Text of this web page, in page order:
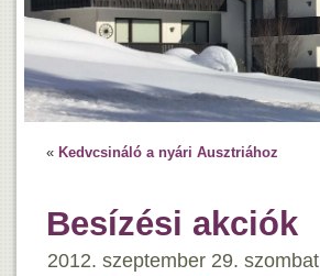
« Kedvcsináló a nyári Ausztriához
Besízési akciók
2012. szeptember 29. szombat